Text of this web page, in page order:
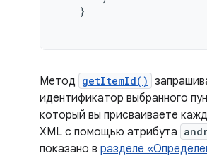
}
Метод getItemId()
идентификатор выбранного
который вы присваиваете
XML с помощью атрибута
показано в разделе